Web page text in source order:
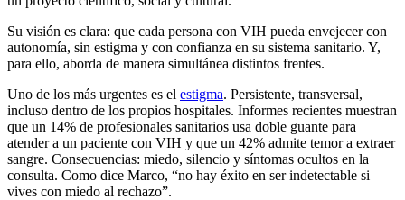
Su visión es clara: que cada persona con VIH pueda envejecer con
autonomía, sin estigma y con confianza en su sistema sanitario. Y,
para ello, aborda de manera simultánea distintos frentes.
Uno de los más urgentes es el estigma. Persistente, transversal,
incluso dentro de los propios hospitales. Informes recientes muestran
que un 14% de profesionales sanitarios usa doble guante para
atender a un paciente con VIH y que un 42% admite temor a extraer
sangre. Consecuencias: miedo, silencio y síntomas ocultos en la
consulta. Como dice Marco, “no hay éxito en ser indetectable si
vives con miedo al rechazo”.